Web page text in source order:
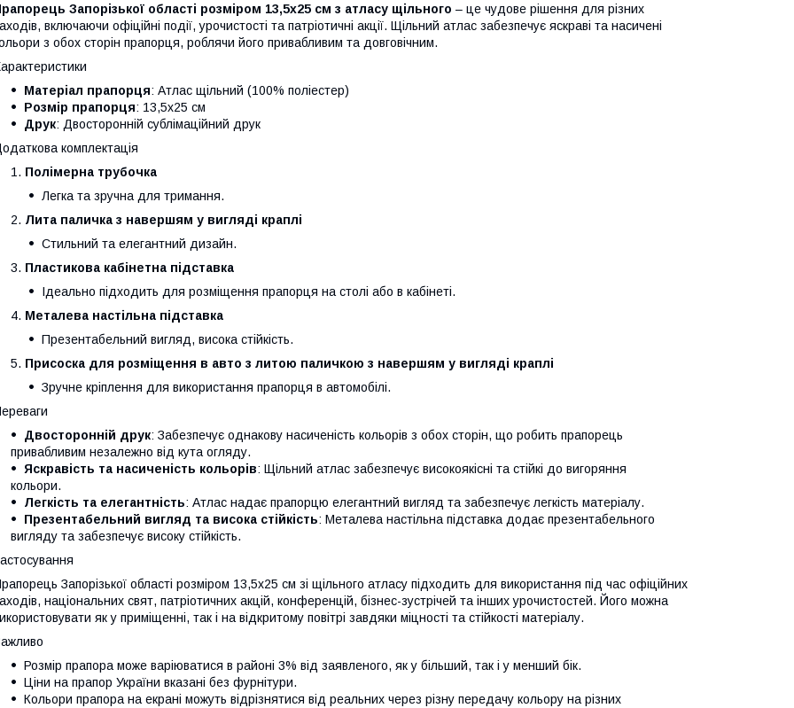
Запорізької області розміром 13,5х25 см з атласу щільного – це чудове рішення для різних
включаючи офіційні події, урочистості та патріотичні акції. Щільний атлас забезпечує яскраві та насичені
з обох сторін прапорця, роблячи його привабливим та довговічним.
Матеріал прапорця: Атлас щільний (100% поліестер)
Розмір прапорця: 13,5х25 см
Друк: Двосторонній сублімаційний друк
комплектація
Полімерна трубочка
Легка та зручна для тримання.
Лита паличка з навершям у вигляді краплі
Стильний та елегантний дизайн.
Пластикова кабінетна підставка
Ідеально підходить для розміщення прапорця на столі або в кабінеті.
Металева настільна підставка
Презентабельний вигляд, висока стійкість.
Присоска для розміщення в авто з литою паличкою з навершям у вигляді краплі
Зручне кріплення для використання прапорця в автомобілі.
Двосторонній друк: Забезпечує однакову насиченість кольорів з обох сторін, що робить прапорець
привабливим незалежно від кута огляду.
Яскравість та насиченість кольорів: Щільний атлас забезпечує високоякісні та стійкі до вигоряння
кольори.
Легкість та елегантність: Атлас надає прапорцю елегантний вигляд та забезпечує легкість матеріалу.
Презентабельний вигляд та висока стійкість: Металева настільна підставка додає презентабельного
вигляду та забезпечує високу стійкість.
Запорізької області розміром 13,5х25 см зі щільного атласу підходить для використання під час офіційних
національних свят, патріотичних акцій, конференцій, бізнес-зустрічей та інших урочистостей. Його можна
як у приміщенні, так і на відкритому повітрі завдяки міцності та стійкості матеріалу.
Розмір прапора може варіюватися в районі 3% від заявленого, як у більший, так і у менший бік.
Ціни на прапор України вказані без фурнітури.
Кольори прапора на екрані можуть відрізнятися від реальних через різну передачу кольору на різних